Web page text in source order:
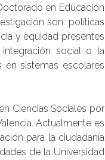
en Educación
son: políticas
y equidad presentes
social o la
en sistemas escolares
Ciencias Sociales por
Actualmente es
para la ciudadanía
de la Universidad